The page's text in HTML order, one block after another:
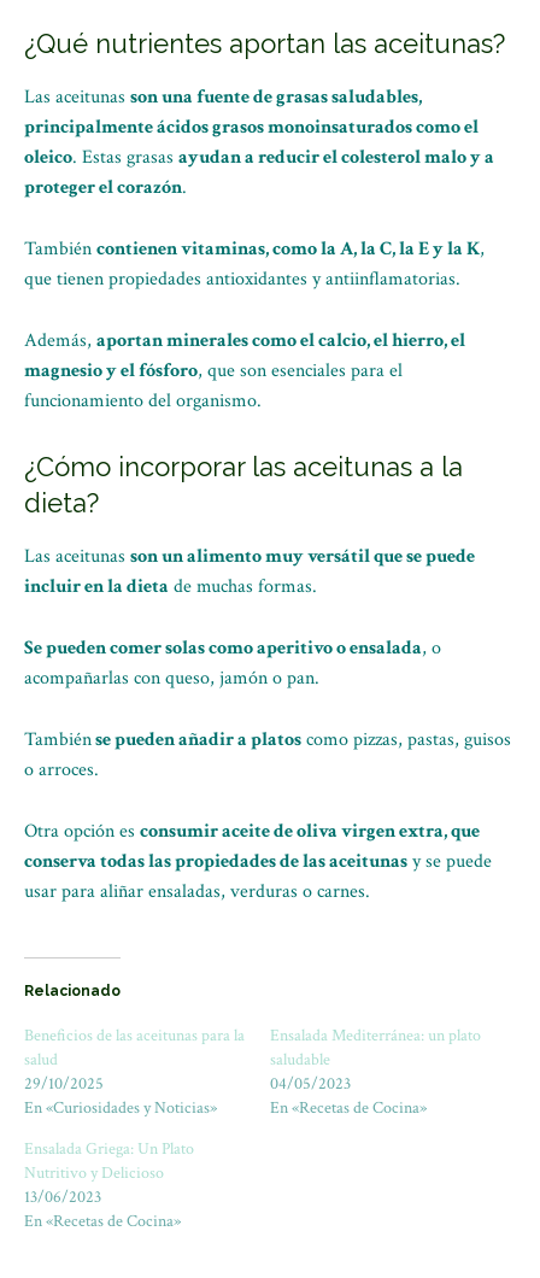
¿Qué nutrientes aportan las aceitunas?
Las aceitunas son una fuente de grasas saludables,
principalmente ácidos grasos monoinsaturados como el
oleico. Estas grasas ayudan a reducir el colesterol malo y a
proteger el corazón.
Tambiéncontienen vitaminas, como la A, la C, la E y la K,
que tienen propiedades antioxidantes y antiinflamatorias.
Además, aportan minerales como el calcio, el hierro, el
magnesio y el fósforo, que son esenciales para el
funcionamiento del organismo.
¿Cómo incorporar las aceitunas a la
dieta?
Las aceitunas son un alimento muy versátil que se puede
incluir en la dieta de muchas formas.
Se pueden comer solas como aperitivo o ensalada, o
acompañarlas con queso, jamón o pan.
Tambiénse pueden añadir a platoscomo pizzas, pastas, guisos
o arroces.
Otra opción es consumir aceite de oliva virgen extra, que
conserva todas las propiedades de las aceitunasy se puede
usar para aliñar ensaladas, verduras o carnes.
Relacionado
Beneficios de las aceitunas para la
salud
29/10/2025
En «Curiosidades y Noticias»
Ensalada Mediterránea: un plato
saludable
04/05/2023
En «Recetas de Cocina»
Ensalada Griega: Un Plato
Nutritivo y Delicioso
13/06/2023
En «Recetas de Cocina»